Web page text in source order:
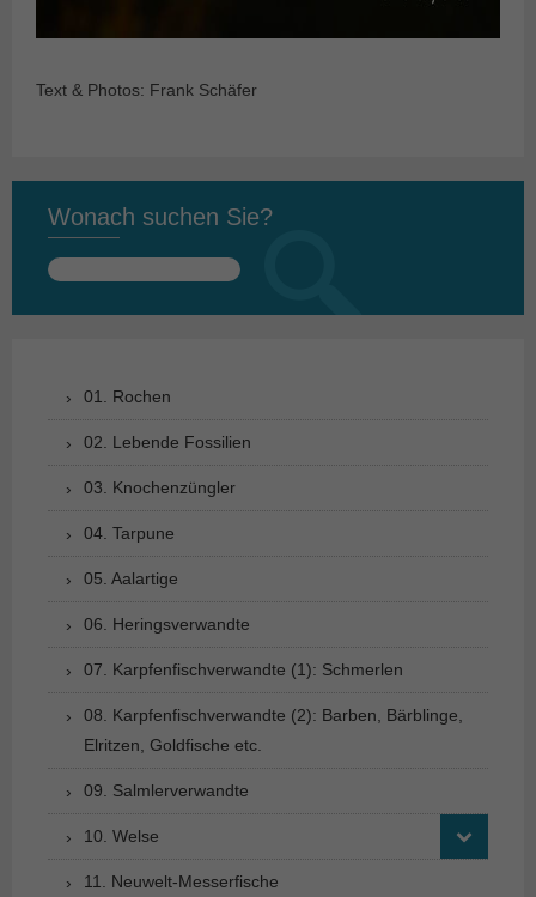
Text & Photos: Frank Schäfer
Wonach suchen Sie?
Suchen
01. Rochen
02. Lebende Fossilien
03. Knochenzüngler
04. Tarpune
05. Aalartige
06. Heringsverwandte
07. Karpfenfischverwandte (1): Schmerlen
08. Karpfenfischverwandte (2): Barben, Bärblinge,
Elritzen, Goldfische etc.
09. Salmlerverwandte
10. Welse
11. Neuwelt-Messerfische